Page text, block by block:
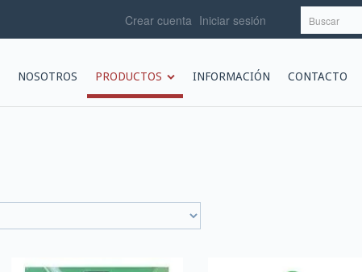
Crear cuenta Iniciar sesión
NOSOTROS PRODUCTOS INFORMACIÓN CONTACTO